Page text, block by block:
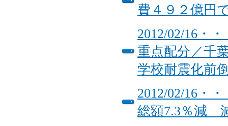
費４９２億円
2012/02/16・
重点配分／千
学校耐震化前
2012/02/16・
総額7.3％減